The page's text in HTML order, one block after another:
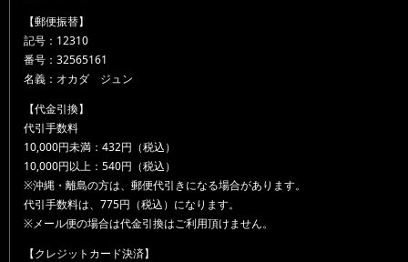
【郵便振替】
記号：12310
番号：32565161
名義：オカダ ジュン
【代金引換】
代引手数料
10,000円未満：432円（税込）
10,000円以上：540円（税込）
※沖縄・離島の方は、郵便代引きになる場合があります。
代引手数料は、775円（税込）になります。
※メール便の場合は代金引換はご利用頂けません。
【クレジットカード決済】